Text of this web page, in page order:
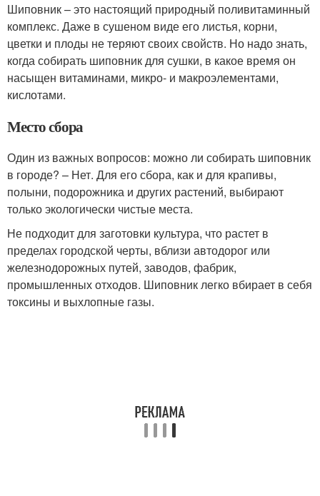
Шиповник – это настоящий природный поливитаминный
комплекс. Даже в сушеном виде его листья, корни,
цветки и плоды не теряют своих свойств. Но надо знать,
когда собирать шиповник для сушки, в какое время он
насыщен витаминами, микро- и макроэлементами,
кислотами.
Место сбора
Один из важных вопросов: можно ли собирать шиповник
в городе? – Нет. Для его сбора, как и для крапивы,
полыни, подорожника и других растений, выбирают
только экологически чистые места.
Не подходит для заготовки культура, что растет в
пределах городской черты, вблизи автодорог или
железнодорожных путей, заводов, фабрик,
промышленных отходов. Шиповник легко вбирает в себя
токсины и выхлопные газы.